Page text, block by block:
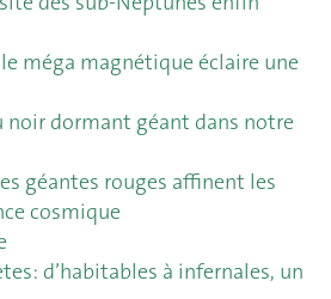
méga magnétique éclaire une
noir dormant géant dans notre
géantes rouges affinent les
cosmique
d’habitables à infernales, un